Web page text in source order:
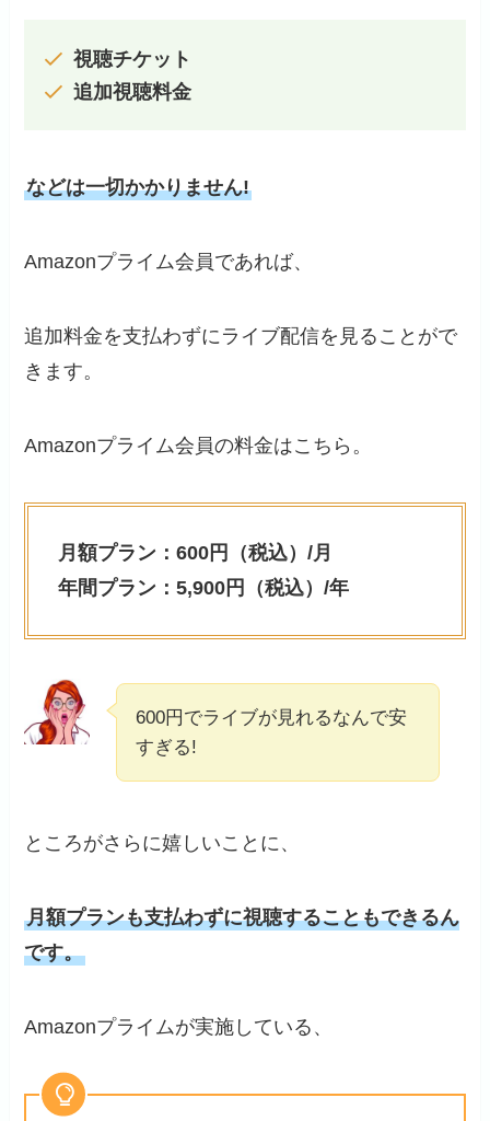
視聴チケット
追加視聴料金
などは一切かかりません!
Amazonプライム会員であれば、
追加料金を支払わずにライブ配信を見ることがで
きます。
Amazonプライム会員の料金はこちら。
月額プラン：600円（税込）/月
年間プラン：5,900円（税込）/年
600円でライブが見れるなんで安
すぎる!
ところがさらに嬉しいことに、
月額プランも支払わずに視聴することもできるん
です。
Amazonプライムが実施している、